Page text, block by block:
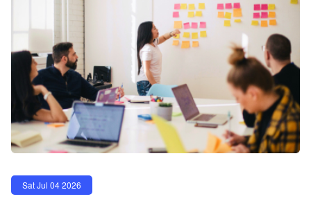
Sat Jul 04 2026